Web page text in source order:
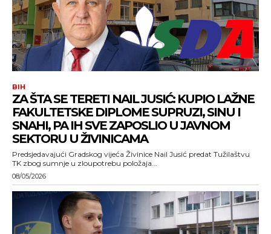
BIH
ZA ŠTA SE TERETI NAIL JUSIĆ: KUPIO LAŽNE
FAKULTETSKE DIPLOME SUPRUZI, SINU I
SNAHI, PA IH SVE ZAPOSLIO U JAVNOM
SEKTORU U ŽIVINICAMA
Predsjedavajući Gradskog vijeća Živinice Nail Jusić predat Tužilaštvu
TK zbog sumnje u zloupotrebu položaja...
08/05/2026